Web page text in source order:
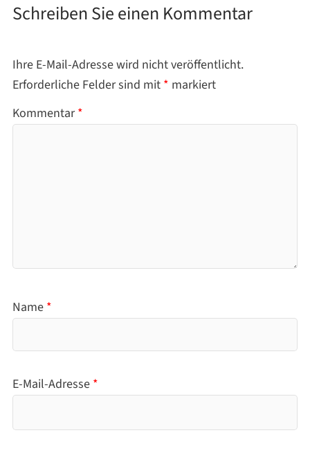
Schreiben Sie einen Kommentar
Ihre E-Mail-Adresse wird nicht veröffentlicht.
Erforderliche Felder sind mit * markiert
Kommentar*
Name *
E-Mail-Adresse *